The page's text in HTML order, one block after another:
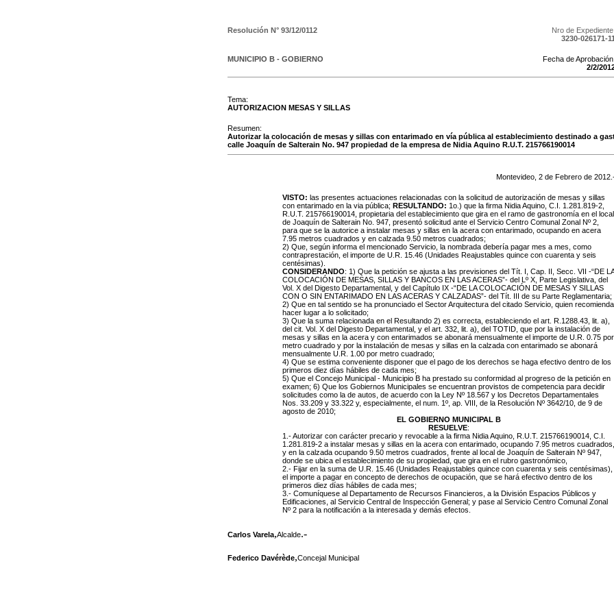
Resolución N° 93/12/0112
Nro de
3230-026171-
MUNICIPIO B - GOBIERNO
Fecha de
2/2/
Tema:
AUTORIZACION MESAS Y SILLAS
Resumen:
Autorizar la colocación de mesas y sillas con entarimado en vía pública al establecimiento destinado a
calle Joaquín de Salterain No. 947 propiedad de la empresa de Nidia Aquino R.U.T. 215766190014
Montevideo, 2 de Febrero de 2012
VISTO: las presentes actuaciones relacionadas con la solicitud de autorización de mesas y sillas
con entarimado en la via pública; RESULTANDO: 1o.) que la firma Nidia Aquino, C.I. 1.281.819-2,
R.U.T. 215766190014, propietaria del establecimiento que gira en el ramo de gastronomía en el local
de Joaquín de Salterain No. 947, presentó solicitud ante el Servicio Centro Comunal Zonal Nº 2,
para que se la autorice a instalar mesas y sillas en la acera con entarimado, ocupando en acera
7.95 metros cuadrados y en calzada 9.50 metros cuadrados;
2) Que, según informa el mencionado Servicio, la nombrada debería pagar mes a mes, como
contraprestación, el importe de U.R. 15.46 (Unidades Reajustables quince con cuarenta y seis
centésimas).
CONSIDERANDO: 1) Que la petición se ajusta a las previsiones del Tít. I, Cap. II, Secc. VII -“DE LA
COLOCACIÓN DE MESAS, SILLAS Y BANCOS EN LAS ACERAS”- del Lº X, Parte Legislativa, del
Vol. X del Digesto Departamental, y del Capítulo IX -“DE LA COLOCACIÓN DE MESAS Y SILLAS
CON O SIN ENTARIMADO EN LAS ACERAS Y CALZADAS”- del Tít. III de su Parte Reglamentaria;
2) Que en tal sentido se ha pronunciado el Sector Arquitectura del citado Servicio, quien recomienda
hacer lugar a lo solicitado;
3) Que la suma relacionada en el Resultando 2) es correcta, estableciendo el art. R.1288.43, lit. a),
del cit. Vol. X del Digesto Departamental, y el art. 332, lit. a), del TOTID, que por la instalación de
mesas y sillas en la acera y con entarimados se abonará mensualmente el importe de U.R. 0.75 por
metro cuadrado y por la instalación de mesas y sillas en la calzada con entarimado se abonará
mensualmente U.R. 1.00 por metro cuadrado;
4) Que se estima conveniente disponer que el pago de los derechos se haga efectivo dentro de los
primeros diez días hábiles de cada mes;
5) Que el Concejo Municipal - Municipio B ha prestado su conformidad al progreso de la petición en
examen; 6) Que los Gobiernos Municipales se encuentran provistos de competencia para decidir
solicitudes como la de autos, de acuerdo con la Ley Nº 18.567 y los Decretos Departamentales
Nos. 33.209 y 33.322 y, especialmente, el num. 1º, ap. VIII, de la Resolución Nº 3642/10, de 9 de
agosto de 2010;
EL GOBIERNO MUNICIPAL B
RESUELVE:
1.- Autorizar con carácter precario y revocable a la firma Nidia Aquino, R.U.T. 215766190014, C.I.
1.281.819-2 a instalar mesas y sillas en la acera con entarimado, ocupando 7.95 metros cuadrados,
y en la calzada ocupando 9.50 metros cuadrados, frente al local de Joaquín de Salterain Nº 947,
donde se ubica el establecimiento de su propiedad, que gira en el rubro gastronómico,
2.- Fijar en la suma de U.R. 15.46 (Unidades Reajustables quince con cuarenta y seis centésimas),
el importe a pagar en concepto de derechos de ocupación, que se hará efectivo dentro de los
primeros diez días hábiles de cada mes;
3.- Comuníquese al Departamento de Recursos Financieros, a la División Espacios Públicos y
Edificaciones, al Servicio Central de Inspección General; y pase al Servicio Centro Comunal Zonal
Nº 2 para la notificación a la interesada y demás efectos.
Carlos Varela,Alcalde.-
Federico Davérède,Concejal Municipal